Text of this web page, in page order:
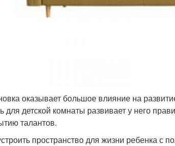
оказывает большое влияние на
для детской комнаты развивает у него
талантов.
пространство для жизни ребенка с